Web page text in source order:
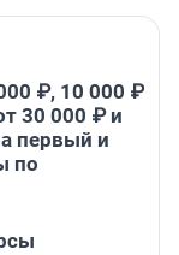
₽, 10 000 ₽
30 000 ₽ и
первый и
по